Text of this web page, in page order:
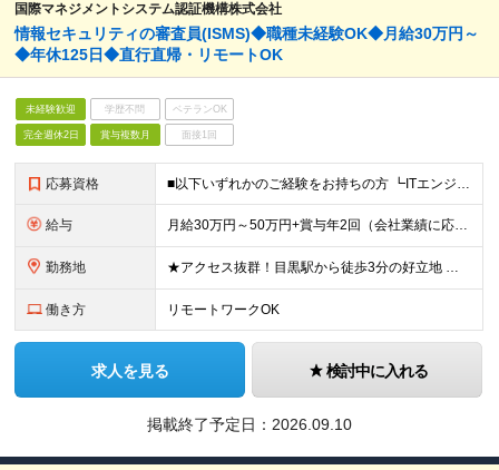
国際マネジメントシステム認証機構株式会社
情報セキュリティの審査員(ISMS)◆職種未経験OK◆月給30万円～
◆年休125日◆直行直帰・リモートOK
未経験歓迎 学歴不問 ベテランOK
完全週休2日 賞与複数月 面接1回
応募資格 ■以下いずれかのご経験をお持ちの方 ┗ITエンジニアとしての実務経験（セキュリティ、ネットワーク、インフラ、サーバー、ソフトウェア、開発、運用サポート、ヘルプデスクなど）☆年数、業種、工程は不問 ┗I
給与 月給30万円～50万円+賞与年2回（会社業績に応じる） ※経験・年齢などを考慮の上、当社規定により優遇します。 ※固定残業代30時間分/月(6万円～10万円)を含みます。超過分は別途支給 ※試用期
勤務地 ★アクセス抜群！目黒駅から徒歩3分の好立地 ★準備やレポート作成時はリモートワークOK ■本社 東京都品川区上大崎2-24-11 目黒西口M2号館5階 ※（変更の範囲）上記を除く当社関連勤務地
働き方 リモートワークOK
求人を見る 検討中に入れる
掲載終了予定日： 2026.09.10